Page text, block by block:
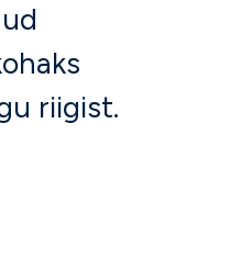
riigist.